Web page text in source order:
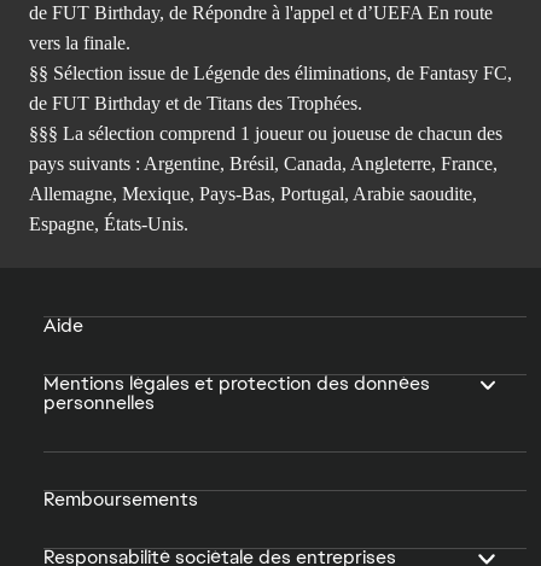
de FUT Birthday, de Répondre à l'appel et d’UEFA En route
vers la finale.
§§ Sélection issue de Légende des éliminations, de Fantasy FC,
de FUT Birthday et de Titans des Trophées.
§§§ La sélection comprend 1 joueur ou joueuse de chacun des
pays suivants : Argentine, Brésil, Canada, Angleterre, France,
Allemagne, Mexique, Pays-Bas, Portugal, Arabie saoudite,
Espagne, États-Unis.
Aide
Mentions légales et protection des données
personnelles
Remboursements
Responsabilité sociétale des entreprises